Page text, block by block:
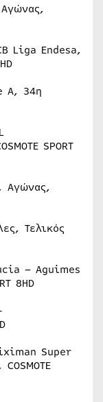
Liga Endesa,
A, 34η
SPORT
Αγώνας,
Τελικός
– Aguimes
8HD
Super